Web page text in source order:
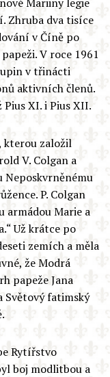
Zhruba dva tisíce
v Číně po
V roce 1961
v třinácti
aktivních členů.
XI. i Pius XII.
kterou založil
V. Colgan a
P. Colgan
armádou Marie a
Už krátce po
zemích a měla
že Modrá
papeže Jana
Světový fatimský
Rytířstvo
boj modlitbou a